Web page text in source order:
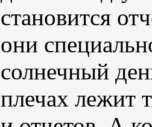
становится
они
солнечный
плечах лежит